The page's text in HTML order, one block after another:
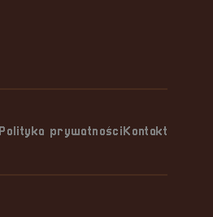
Polityka prywatności Kontakt